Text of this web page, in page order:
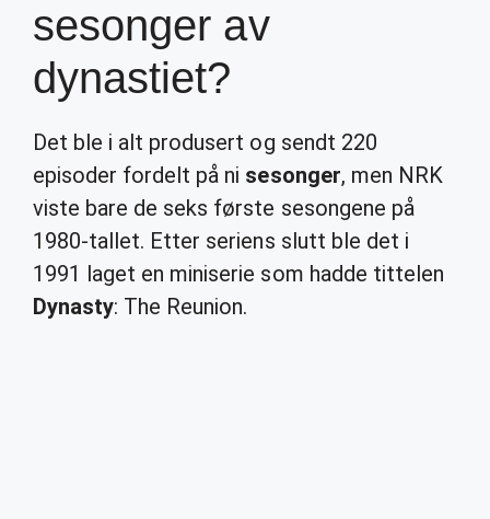
sesonger av
dynastiet?
Det ble i alt produsert og sendt 220
episoder fordelt på ni sesonger, men NRK
viste bare de seks første sesongene på
1980-tallet. Etter seriens slutt ble det i
1991 laget en miniserie som hadde tittelen
Dynasty: The Reunion.